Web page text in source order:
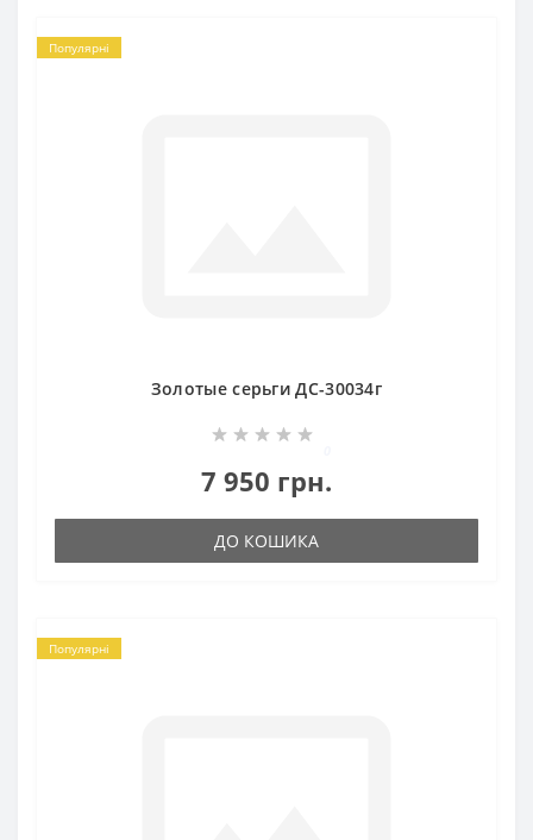
Популярні
Золотые серьги ДС-30034г
7 950 грн.
ДО КОШИКА
Популярні